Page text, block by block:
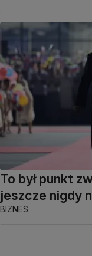
To był punkt
jeszcze nigdy
BIZNES